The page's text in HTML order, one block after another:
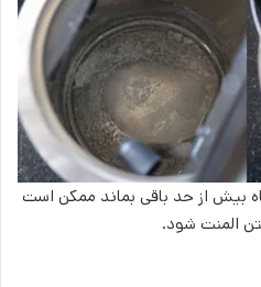
بیش از حد باقی بماند ممکن است
المنت شود‌.